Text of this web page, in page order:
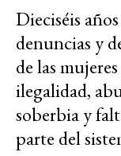
Dieciséis
denuncias y
de las
ilegalidad,
soberbia y
parte del